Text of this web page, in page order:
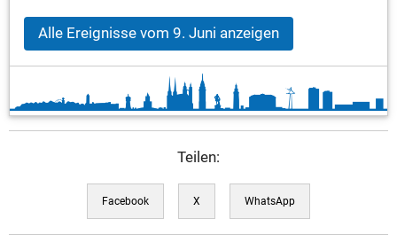
Alle Ereignisse vom 9. Juni anzeigen
Teilen:
Facebook X WhatsApp